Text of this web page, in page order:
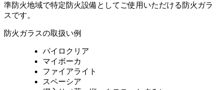
準防火地域で特定防火設備としてご使用いただける防火ガラ
スです。
防火ガラスの取扱い例
パイロクリア
マイボーカ
ファイアライト
スペーシア